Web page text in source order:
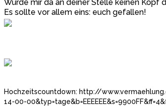
Würde mir da an deiner Stelle keinen Kopf
Es sollte vor allem eins: euch gefallen!
Hochzeitscountdown: http://
14-00-